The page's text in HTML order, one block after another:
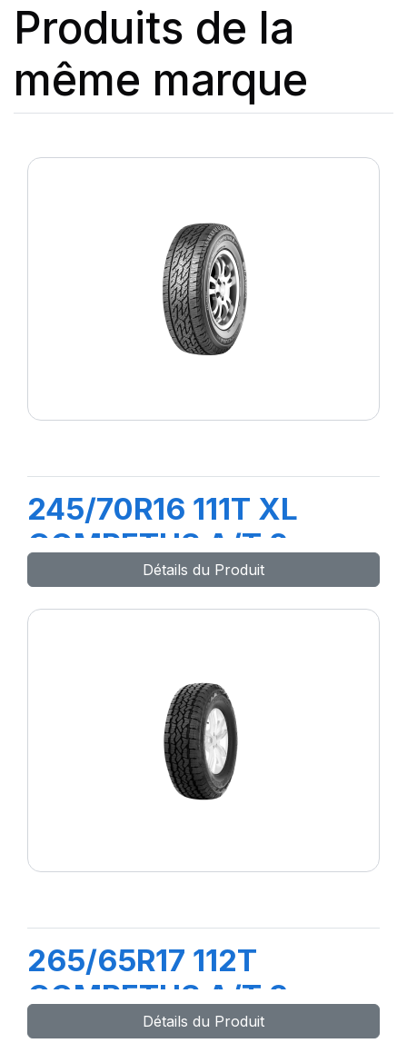
Produits de la
même marque
245/70R16 111T XL
COMPETUS A/T 2
Détails du Produit
265/65R17 112T
COMPETUS A/T 3
Détails du Produit